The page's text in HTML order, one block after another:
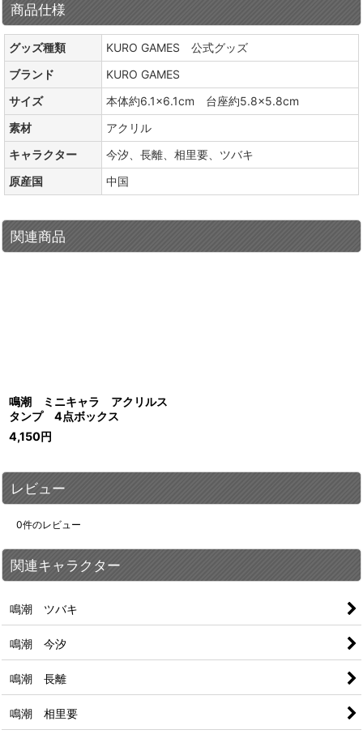
商品仕様
グッズ種類
KURO GAMES 公式グッズ
ブランド
KURO GAMES
サイズ
本体約6.1×6.1cm 台座約5.8×5.8cm
素材
アクリル
キャラクター
今汐、長離、相里要、ツバキ
原産国
中国
関連商品
鳴潮 ミニキャラ アクリルス
タンプ 4点ボックス
4,150円
レビュー
0件のレビュー
関連キャラクター
鳴潮 ツバキ
鳴潮 今汐
鳴潮 長離
鳴潮 相里要